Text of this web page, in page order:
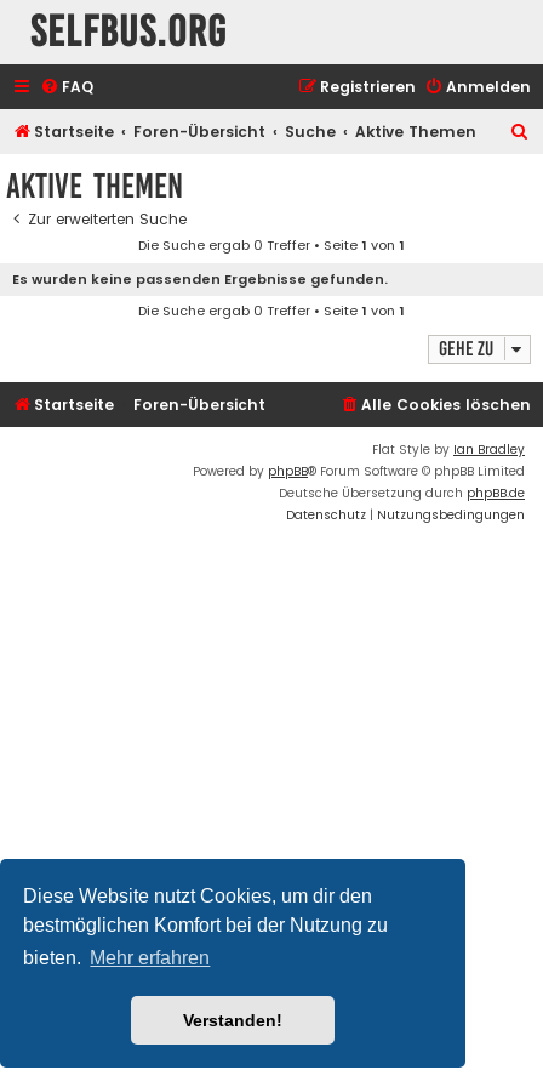
Diese Website nutzt Cookies, um dir den
bestmöglichen Komfort bei der Nutzung zu
bieten. Mehr erfahren
Verstanden!
selfbus.org
FAQ Anmelden
Registrieren
Startseite Foren-Übersicht Suche Aktive Themen
Aktive Themen
Zur erweiterten Suche
Die Suche ergab 0 Treffer • Seite1 von 1
Es wurden keine passenden Ergebnisse gefunden.
Die Suche ergab 0 Treffer • Seite1 von 1
Gehe zu
Startseite Foren-Übersicht Alle Cookies löschen
Flat Style by Ian Bradley
Powered by phpBB® Forum Software © phpBB Limited
Deutsche Übersetzung durch phpBB.de
Datenschutz | Nutzungsbedingungen